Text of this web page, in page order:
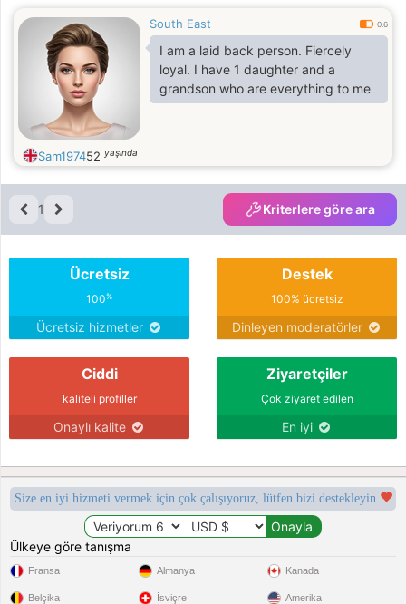
South East 0.6
I am a laid back person. Fiercely
loyal. I have 1 daughter and a
grandson who are everything to me
Sam197452 yaşında
1 Kriterlere göre ara
Ücretsiz
100%
Ücretsiz hizmetler
Destek
100% ücretsiz
Dinleyen moderatörler
Ciddi
kaliteli profiller
Onaylı kalite
Ziyaretçiler
Çok ziyaret edilen
En iyi
Size en iyi hizmeti vermek için çok çalışıyoruz, lütfen bizi destekleyin
Ülkeye göre tanışma
Fransa
Belçika
Almanya
İsviçre
Kanada
Amerika